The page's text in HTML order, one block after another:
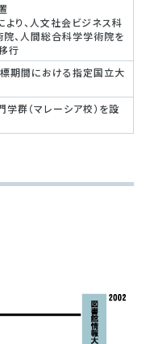
より、人文社会ビジネス科
、人間総合科学学術院を
行
期間における指定国立大
学群（マレーシア校）を設